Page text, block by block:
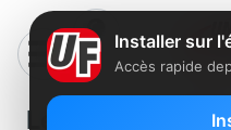
Les bonnes idées
Installer sur
Accès rapide